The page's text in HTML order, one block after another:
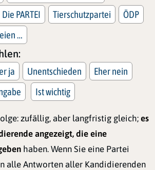
Die PARTEI Tierschutzpartei
ÖDP
…
ja Unentschieden
Eher nein
Ist wichtig
zufällig, aber langfristig gleich; es
angezeigt, die eine
haben. Wenn Sie eine Partei
alle Antworten aller Kandidierenden